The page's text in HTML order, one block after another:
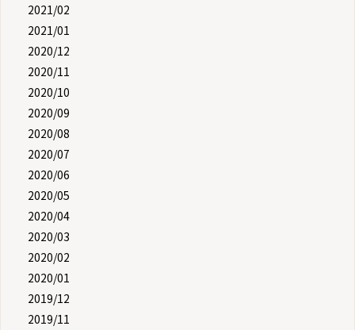
2021/02
2021/01
2020/12
2020/11
2020/10
2020/09
2020/08
2020/07
2020/06
2020/05
2020/04
2020/03
2020/02
2020/01
2019/12
2019/11